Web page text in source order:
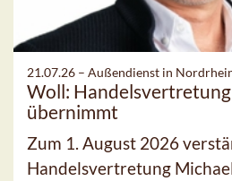
21.07.26 – Außendienst in
Woll:
übernimmt
Zum 1. August 2026
Handelsvertretung